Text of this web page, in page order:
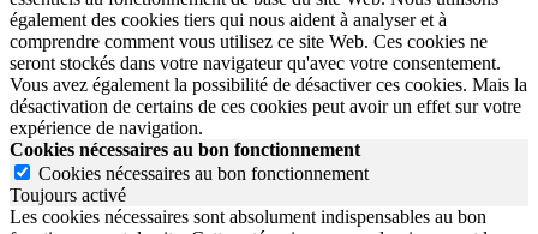
également des cookies tiers qui nous aident à analyser et à
comprendre comment vous utilisez ce site Web. Ces cookies ne
seront stockés dans votre navigateur qu'avec votre consentement.
Vous avez également la possibilité de désactiver ces cookies. Mais la
désactivation de certains de ces cookies peut avoir un effet sur votre
expérience de navigation.
Cookies nécessaires au bon fonctionnement
Cookies nécessaires au bon fonctionnement
Toujours activé
Les cookies nécessaires sont absolument indispensables au bon